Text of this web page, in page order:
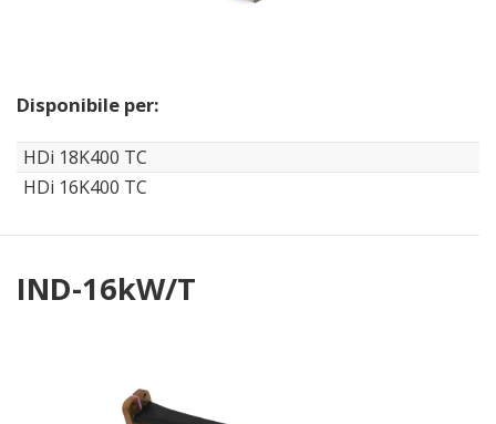
Disponibile per:
HDi 18K400 TC
HDi 16K400 TC
IND-16kW/T